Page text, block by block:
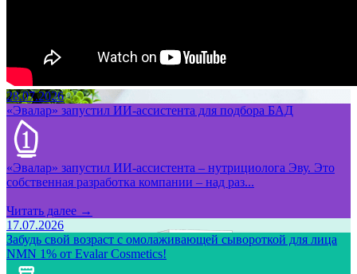
28.07.2026
«Эвалар» запустил ИИ-ассистента для подбора БАД
«Эвалар» запустил ИИ-ассистента – нутрициолога Эву. Это
собственная разработка компании – над раз...
Читать далее →
17.07.2026
Забудь свой возраст с омолаживающей сывороткой для лица
NMN 1% от Evalar Cosmetics!